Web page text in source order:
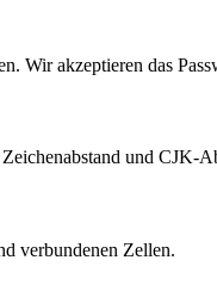
Wir akzeptieren das
und CJK-
verbundenen Zellen.